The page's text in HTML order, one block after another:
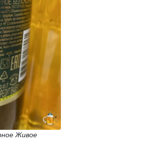
Живое